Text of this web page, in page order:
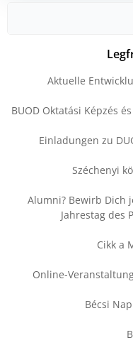
Aktuelle
BUOD Oktatási Képzés
Einladungen zu
Széchenyi
Alumni? Bewirb Dich
Jahrestag des
Cikk a
Online-
Bécsi